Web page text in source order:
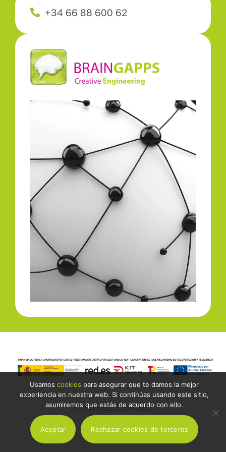
+34 66 88 600 62
© Braingapps.com 2026
Usamos cookies para asegurar que te damos la mejor
experiencia en nuestra web. Si continúas usando este sitio,
asumiremos que estás de acuerdo con ello.
Aceptar Rechazar cookies de terceros